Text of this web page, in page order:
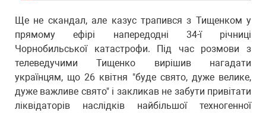
Ще не скандал, але казус трапився з Тищенком у
прямому ефірі напередодні 34-ї річниці
Чорнобильської катастрофи. Під час розмови з
телеведучими Тищенко вирішив нагадати
українцям, що 26 квітня "буде свято, дуже велике,
дуже важливе свято" і закликав не забути привітати
ліквідаторів наслідків найбільшої техногенної